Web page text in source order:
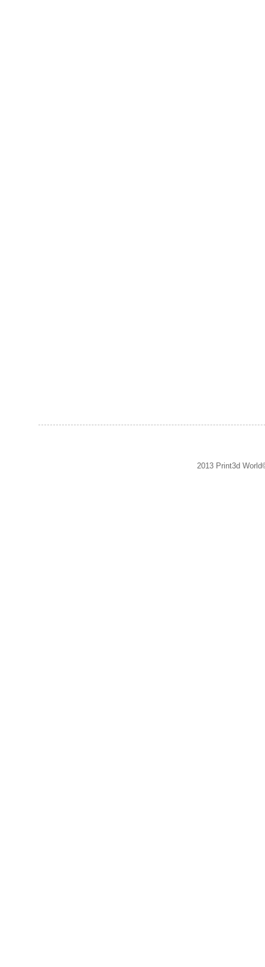
2013 Print3d